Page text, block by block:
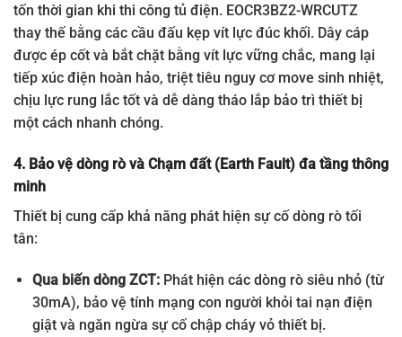
tốn thời gian khi thi công tủ điện. EOCR3BZ2-WRCUTZ
thay thế bằng các cầu đấu kẹp vít lực đúc khối. Dây cáp
được ép cốt và bắt chặt bằng vít lực vững chắc, mang lại
tiếp xúc điện hoàn hảo, triệt tiêu nguy cơ move sinh nhiệt,
chịu lực rung lắc tốt và dễ dàng tháo lắp bảo trì thiết bị
một cách nhanh chóng.
4. Bảo vệ dòng rò và Chạm đất (Earth Fault) đa tầng thông
minh
Thiết bị cung cấp khả năng phát hiện sự cố dòng rò tối
tân:
Qua biến dòng ZCT:Phát hiện các dòng rò siêu nhỏ (từ
30mA), bảo vệ tính mạng con người khỏi tai nạn điện
giật và ngăn ngừa sự cố chập cháy vỏ thiết bị.